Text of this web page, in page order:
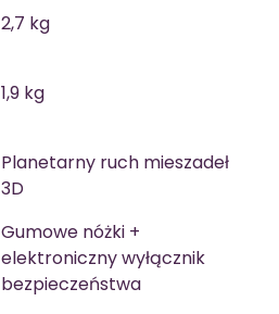
2,7 kg
1,9 kg
Planetarny ruch mieszadeł
3D
Gumowe nóżki +
elektroniczny wyłącznik
bezpieczeństwa